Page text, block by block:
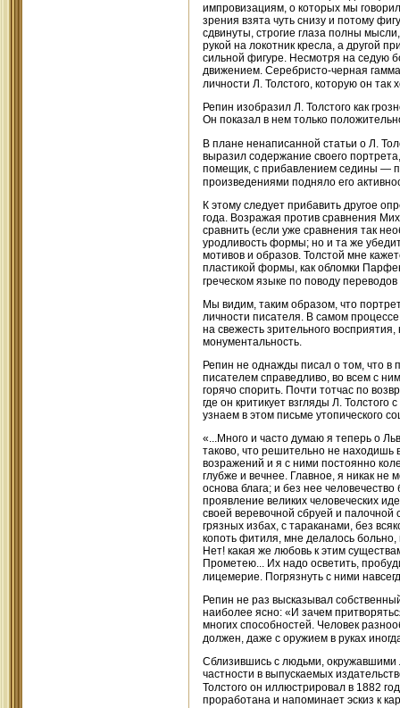
импровизациям, о которых мы
зрения взята чуть снизу и потому
сдвинуты, строгие глаза полны
рукой на локотник кресла, а другой
сильной фигуре. Несмотря на седую
движением. Серебристо-черная
личности Л. Толстого, которую он
Репин изобразил Л. Толстого как
Он показал в нем только
В плане ненаписанной статьи о Л.
выразил содержание своего
помещик, с прибавлением седины —
произведениями подняло его
К этому следует прибавить другое
года. Возражая против сравнения
сравнить (если уже сравнения так
уродливость формы; но и та же
мотивов и образов. Толстой мне
пластикой формы, как обломки
греческом языке по поводу
Мы видим, таким образом, что
личности писателя. В самом
на свежесть зрительного
монументальность.
Репин не однажды писал о том, что в
писателем справедливо, во всем с
горячо спорить. Почти тотчас по
где он критикует взгляды Л.
узнаем в этом письме утопического
«...Много и часто думаю я теперь о
таково, что решительно не находишь
возражений и я с ними постоянно
глубже и вечнее. Главное, я никак не
основа блага; и без нее
проявление великих человеческих
своей веревочной сбруей и
грязных избах, с тараканами, без
копоть фитиля, мне делалось больно,
Нет! какая же любовь к этим
Прометею... Их надо осветить,
лицемерие. Погрязнуть с ними
Репин не раз высказывал
наиболее ясно: «И зачем
многих способностей. Человек
должен, даже с оружием в руках
Сблизившись с людьми, окружавшими
частности в выпускаемых
Толстого он иллюстрировал в 1882
проработана и напоминает эскиз к